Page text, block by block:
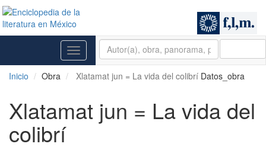
Toggle
navigation
Inicio
Obra Xlatamat jun = La vida del colibrí Datos_obra
Xlatamat jun = La vida del
colibrí